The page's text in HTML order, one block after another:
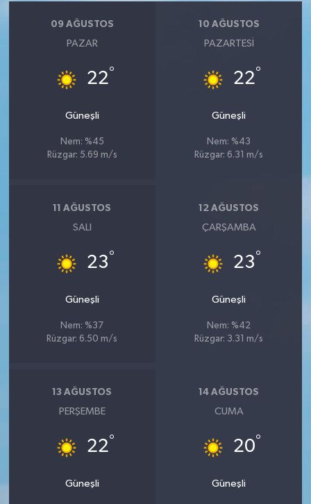
09 AĞUSTOS
PAZAR
22°
Güneşli
Nem: %45
Rüzgar: 5.69 m/s
10 AĞUSTOS
PAZARTESI
22°
Güneşli
Nem: %43
Rüzgar: 6.31 m/s
11 AĞUSTOS
SALI
23°
Güneşli
Nem: %37
Rüzgar: 6.50 m/s
12 AĞUSTOS
ÇARŞAMBA
23°
Güneşli
Nem: %42
Rüzgar: 3.31 m/s
13 AĞUSTOS
PERŞEMBE
22°
Güneşli
14 AĞUSTOS
CUMA
20°
Güneşli